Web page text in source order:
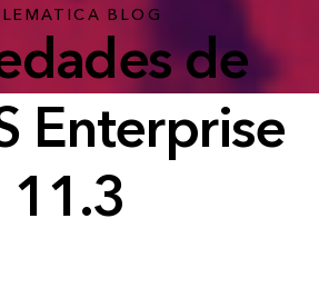
BLOG de
Enterprise
11.3